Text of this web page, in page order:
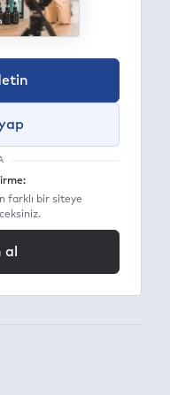
farklı bir siteye
al